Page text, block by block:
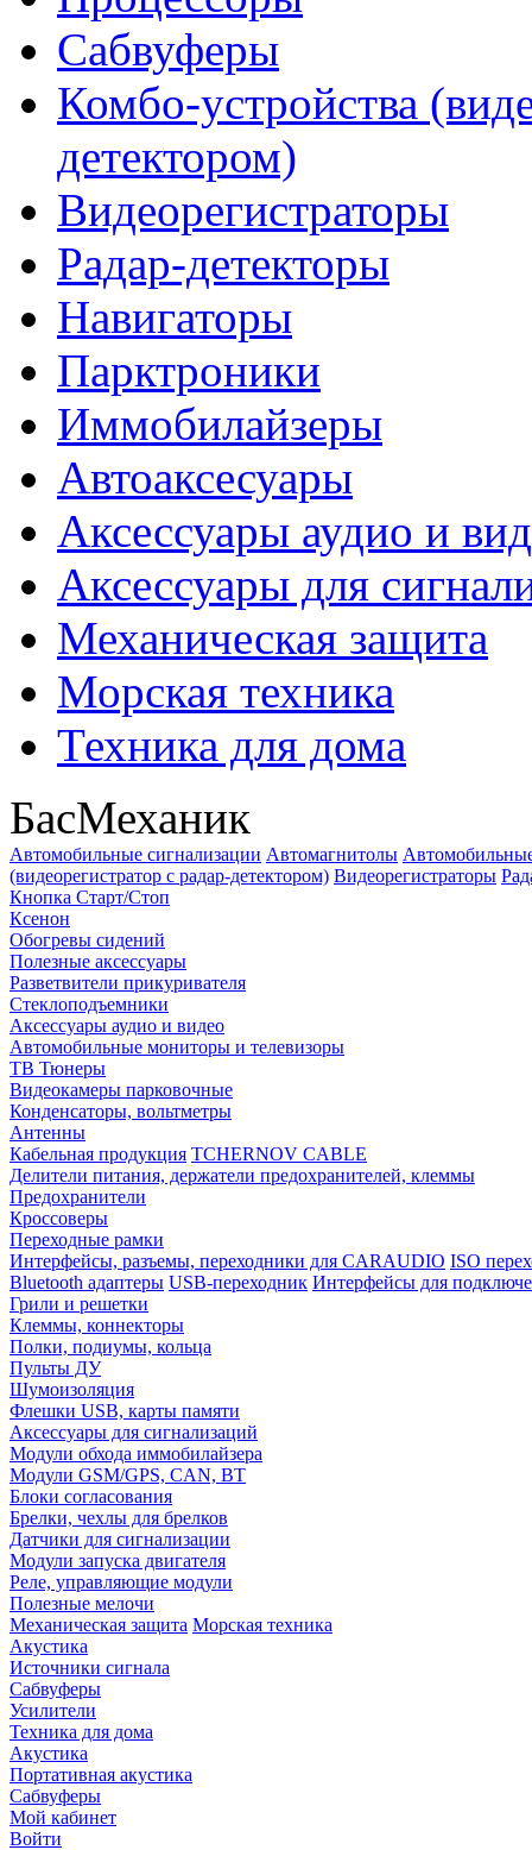
Сабвуферы
Комбо-устройства
детектором)
Видеорегистраторы
Радар-детекторы
Навигаторы
Парктроники
Иммобилайзеры
Автоаксесуары
Аксессуары аудио и
Аксессуары для
Механическая защита
Морская техника
Техника для дома
БасМеханик
Автомобильные сигнализации Автомагнитолы
(видеорегистратор с радар-детектором) Видеорегистраторы
Кнопка Старт/Стоп
Ксенон
Обогревы сидений
Полезные аксессуары
Разветвители прикуривателя
Стеклоподъемники
Аксессуары аудио и видео
Автомобильные мониторы и телевизоры
ТВ Тюнеры
Видеокамеры парковочные
Конденсаторы, вольтметры
Антенны
Кабельная продукция TCHERNOV CABLE
Делители питания, держатели предохранителей, клеммы
Предохранители
Кроссоверы
Переходные рамки
Интерфейсы, разъемы, переходники для CARAUDIO ISO
Bluetooth адаптеры USB-переходник Интерфейсы для
Грили и решетки
Клеммы, коннекторы
Полки, подиумы, кольца
Пульты ДУ
Шумоизоляция
Флешки USB, карты памяти
Аксессуары для сигнализаций
Модули обхода иммобилайзера
Модули GSM/GPS, CAN, BT
Блоки согласования
Брелки, чехлы для брелков
Датчики для сигнализации
Модули запуска двигателя
Реле, управляющие модули
Полезные мелочи
Механическая защита Морская техника
Акустика
Источники сигнала
Сабвуферы
Усилители
Техника для дома
Акустика
Портативная акустика
Сабвуферы
Мой кабинет
Войти